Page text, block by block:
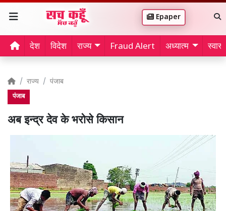
Epaper
देश विदेश राज्य Fraud Alert अध्यात्म
राज्य पंजाब
पंजाब
अब इन्द्र देव के भरोसे किसान